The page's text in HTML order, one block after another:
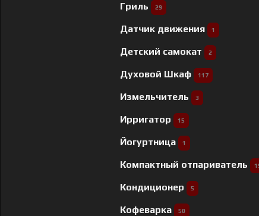
Гриль 29
Датчик движения 1
Детский самокат 2
Духовой Шкаф 117
Измельчитель 3
Ирригатор 15
Йогуртница 1
Компактный отпариватель
Кондиционер 5
Кофеварка 50